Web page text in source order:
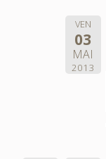
VEN
03
MAI
2013